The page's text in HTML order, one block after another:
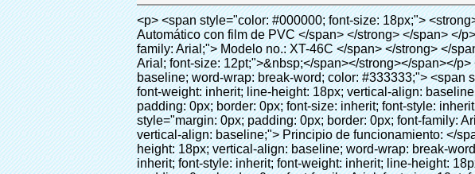
<p> <span style="color: #000000; font-size: 18px;"> <strong> <span style="font-family: Arial;"> Nombre del producto: Cubierta Dispenser Automático con film de PVC </span> </strong> </span> </p> <p> <span style="color: #000000; font-size: 18px;"> <strong> <span style="font-family: Arial;"> Modelo no.: XT-46C </span> </strong> </span> </p> <p><span style="color: #000000;"><strong><span style="font-family: Arial; font-size: 12pt;">&nbsp;</span></strong></span></p> <p style="border: 0px; font-family: Arial, Helvetica; line-height: 18px; vertical-align: baseline; word-wrap: break-word; color: #333333;"> <span style="margin: 0px; padding: 0px; border: 0px; font-size: inherit; font-style: inherit; font-weight: inherit; line-height: 18px; vertical-align: baseline; color: #000000; background-color: #33cccc;"> <span style="margin: 0px; padding: 0px; border: 0px; font-size: inherit; font-style: inherit; font-weight: bold; line-height: 18px; vertical-align: baseline;"> <span style="margin: 0px; padding: 0px; border: 0px; font-family: Arial; font-size: medium; font-style: inherit; font-weight: inherit; line-height: 24px; vertical-align: baseline;"> Principio de funcionamiento: </span> </span> </span> </p> <p style="border: 0px; font-family: Arial, Helvetica; line-height: 18px; vertical-align: baseline; word-wrap: break-word; color: #333333;"><span style="margin: 0px; padding: 0px; border: 0px; font-size: inherit; font-style: inherit; font-weight: inherit; line-height: 18px; vertical-align: baseline; color: #000000;">&nbsp; <span style="margin: 0px; padding: 0px; border: 0px; font-family: Arial; font-size: 10pt; font-style: inherit; font-weight: inherit; line-height: 20px; vertical-align: baseline;"> Este zapato automático dispensador de la cubierta </span> <span style="margin: 0px; padding: 0px; border: 0px; font-family: Arial; font-size: 10pt; font-style: inherit; font-weight: inherit; line-height: 20px; vertical-align: baseline;"> Utiliza el principio de que la película retráctil se reducirá a la temperatura apropiada. Es diferente de la otra Cubierta dispenser. Este zapato dispensador de la cubierta sólo toma unos segundos para dejar que el PVC película volverá cubierta del zapato y cubrir sus zapatos.</span></span></p> <p style="border: 0px; font-family: Arial, Helvetica; line-height: 18px; vertical-align: baseline; word-wrap: break-word; color: #333333;"> <span style="margin: 0px; padding: 0px; border: 0px; font-size: inherit; font-style: inherit; font-weight: inherit; line-height: 18px; vertical-align: baseline; color: #000000;"> Se <span style="margin: 0px; padding: 0px; border: 0px; font-family: Arial; font-size: 10pt; font-style: inherit; font-weight: inherit; line-height: 20px; vertical-align: baseline;"> salidas y corta automáticamente la película y proporcionar aire caliente con control preciso de la temperatura. </span> </span> </p> <p style="border: 0px; font-family: Arial, Helvetica; line-height: 18px; vertical-align: baseline; word-wrap: break-word; color: #333333;"> <span style="margin: 0px; padding: 0px; border: 0px; font-family: Arial; font-size: 10pt; font-style: inherit; font-weight: inherit; line-height: 20px; vertical-align: baseline; color: #000000;"> Puede cubrir zapatos de diferentes tamaños, una capa de película cubrirá la parte inferior del zapato. </span> </p> <p style="border: 0px; font-family: Arial, Helvetica; line-height: 18px; vertical-align: baseline; word-wrap: break-word; color: #333333;">&nbsp;</p> <p style="border: 0px; font-family: Arial, Helvetica; line-height: 18px; vertical-align: baseline; word-wrap: break-word; color: #333333;"> <em> <span style="margin: 0px; padding: 0px; border: 0px; font-family: Arial; font-size: 18px; font-style: inherit; font-weight: inherit; line-height: 27px; vertical-align: baseline; color: #339966;"> Nuestra Cubierta Dispenser puede hacer y desgaste cubierta del zapato para usted automaticlly! </span> </em> </p> <p style="border: 0px; font-family: Arial, Helvetica; line-height: 18px; vertical-align: baseline; word-wrap: break-word; color: #333333;"> <em> <span style="margin: 0px; padding: 0px; border: 0px; font-family: Arial; font-size: 18px;